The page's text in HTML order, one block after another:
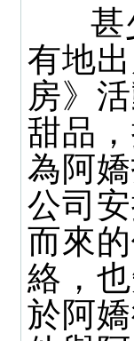
甚
有地
房》
甜品
為阿
公司
而來
絡，
於阿